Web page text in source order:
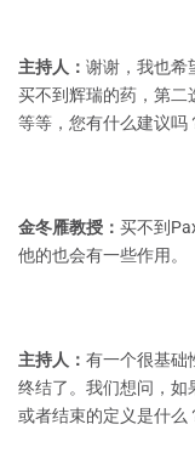
主持人： 谢谢，我也希
买不到辉瑞的药，第二
等等，您有什么建议吗
金冬雁教授： 买不到
他的也会有一些作用。
主持人： 有一个很基础
终结了。我们想问，如
或者结束的定义是什么